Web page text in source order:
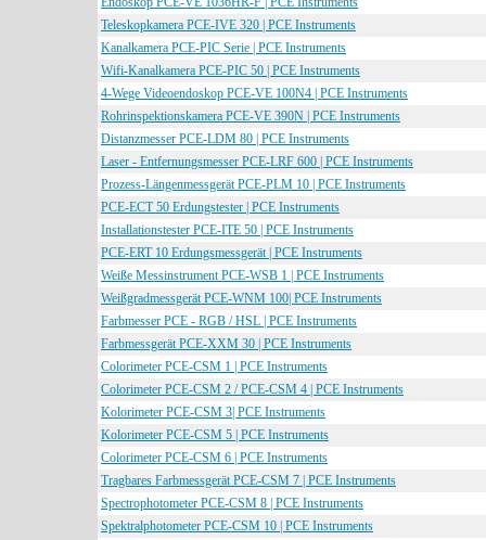
Teleskopkamera PCE-IVE 320 | PCE Instruments
Kanalkamera PCE-PIC Serie | PCE Instruments
Wifi-Kanalkamera PCE-PIC 50 | PCE Instruments
4-Wege Videoendoskop PCE-VE 100N4 | PCE Instruments
Rohrinspektionskamera PCE-VE 390N | PCE Instruments
Distanzmesser PCE-LDM 80 | PCE Instruments
Laser - Entfernungsmesser PCE-LRF 600 | PCE Instruments
Prozess-Längenmessgerät PCE-PLM 10 | PCE Instruments
PCE-ECT 50 Erdungstester | PCE Instruments
Installationstester PCE-ITE 50 | PCE Instruments
PCE-ERT 10 Erdungsmessgerät | PCE Instruments
Weiße Messinstrument PCE-WSB 1 | PCE Instruments
Weißgradmessgerät PCE-WNM 100| PCE Instruments
Farbmesser PCE - RGB / HSL | PCE Instruments
Farbmessgerät PCE-XXM 30 | PCE Instruments
Colorimeter PCE-CSM 1 | PCE Instruments
Colorimeter PCE-CSM 2 / PCE-CSM 4 | PCE Instruments
Kolorimeter PCE-CSM 3| PCE Instruments
Kolorimeter PCE-CSM 5 | PCE Instruments
Colorimeter PCE-CSM 6 | PCE Instruments
Tragbares Farbmessgerät PCE-CSM 7 | PCE Instruments
Spectrophotometer PCE-CSM 8 | PCE Instruments
Spektralphotometer PCE-CSM 10 | PCE Instruments